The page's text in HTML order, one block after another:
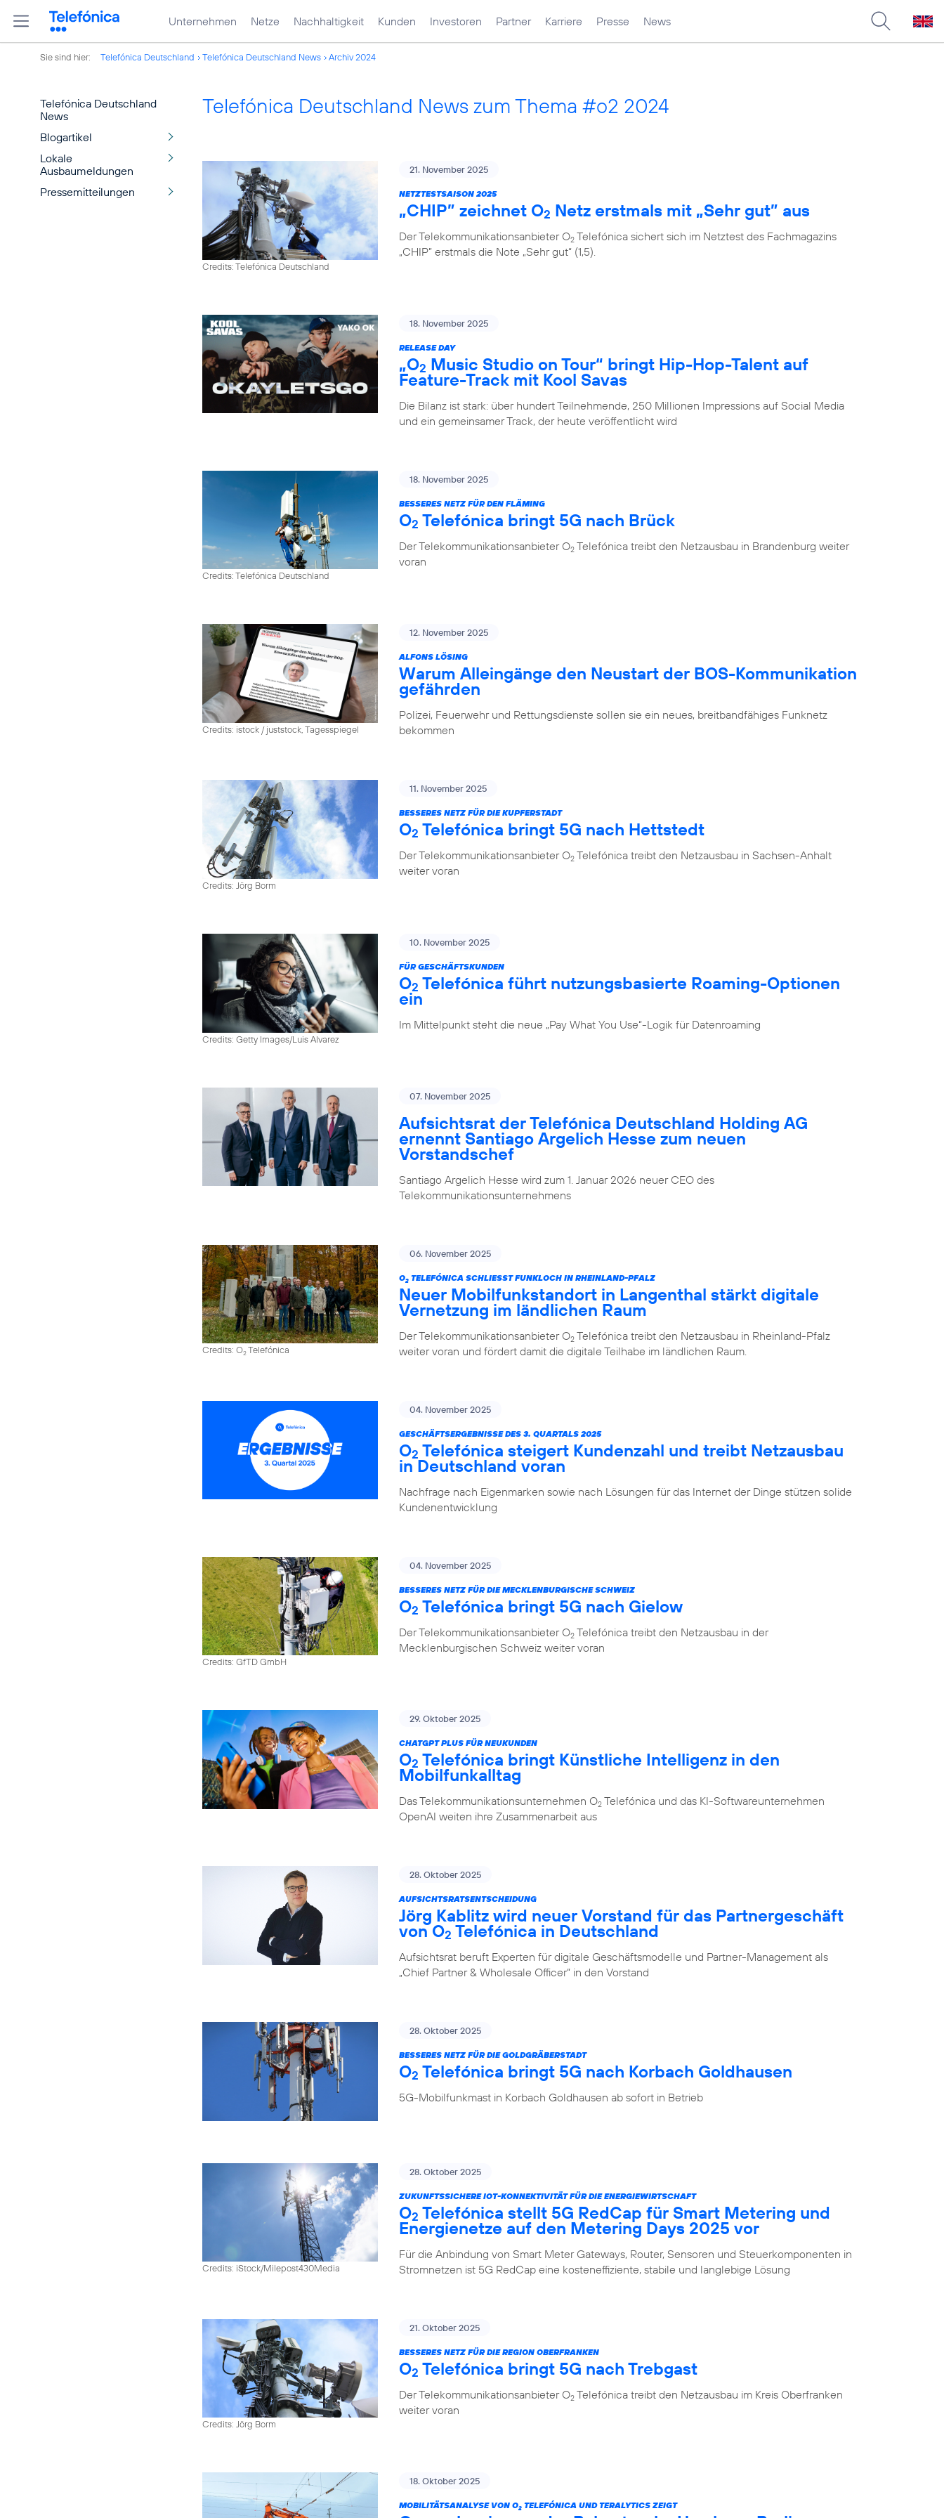
Unternehmen Netze Nachhaltigkeit Kunden Investoren Partner Karriere Presse News
Sie sind hier: Telefónica Deutschland Telefónica Deutschland News Archiv 2024
Telefónica Deutschland
News
Blogartikel
Lokale
Ausbaumeldungen
Pressemitteilungen
Telefónica Deutschland News zum Thema #o2 2024
Credits: Telefónica Deutschland
21. November 2025
NETZTESTSAISON 2025
„CHIP” zeichnet O2 Netz erstmals mit „Sehr gut” aus
Der Telekommunikationsanbieter O2 Telefónica sichert sich im Netztest des Fachmagazins
„CHIP” erstmals die Note „Sehr gut“ (1,5).
18. November 2025
RELEASE DAY
„O2 Music Studio on Tour“ bringt Hip-Hop-Talent auf
Feature-Track mit Kool Savas
Die Bilanz ist stark: über hundert Teilnehmende, 250 Millionen Impressions auf Social Media
und ein gemeinsamer Track, der heute veröffentlicht wird
Credits: Telefónica Deutschland
18. November 2025
BESSERES NETZ FÜR DEN FLÄMING
O2 Telefónica bringt 5G nach Brück
Der Telekommunikationsanbieter O2 Telefónica treibt den Netzausbau in Brandenburg weiter
voran
Credits: istock / juststock, Tagesspiegel
12. November 2025
ALFONS LÖSING
Warum Alleingänge den Neustart der BOS-Kommunikation
gefährden
Polizei, Feuerwehr und Rettungsdienste sollen sie ein neues, breitbandfähiges Funknetz
bekommen
Credits: Jörg Borm
11. November 2025
BESSERES NETZ FÜR DIE KUPFERSTADT
O2 Telefónica bringt 5G nach Hettstedt
Der Telekommunikationsanbieter O2 Telefónica treibt den Netzausbau in Sachsen-Anhalt
weiter voran
Credits: Getty Images/Luis Alvarez
10. November 2025
FÜR GESCHÄFTSKUNDEN
O2 Telefónica führt nutzungs­basierte Roaming-Optionen
ein
Im Mittelpunkt steht die neue „Pay What You Use“-Logik für Datenroaming
07. November 2025
Aufsichtsrat der Telefónica Deutschland Holding AG
ernennt Santiago Argelich Hesse zum neuen
Vorstandschef
Santiago Argelich Hesse wird zum 1. Januar 2026 neuer CEO des
Telekommunikationsunternehmens
Credits: O2Telefónica
06. November 2025
O2 TELEFÓNICA SCHLIESST FUNKLOCH IN RHEINLAND-PFALZ
Neuer Mobilfunkstandort in Langenthal stärkt digitale
Vernetzung im ländlichen Raum
Der Telekommunikationsanbieter O2 Telefónica treibt den Netzausbau in Rheinland-Pfalz
weiter voran und fördert damit die digitale Teilhabe im ländlichen Raum.
04. November 2025
GESCHÄFTSERGEBNISSE DES 3. QUARTALS 2025
O2 Telefónica steigert Kundenzahl und treibt Netzausbau
in Deutschland voran
Nachfrage nach Eigenmarken sowie nach Lösungen für das Internet der Dinge stützen solide
Kundenentwicklung
Credits: GfTD GmbH
04. November 2025
BESSERES NETZ FÜR DIE MECKLENBURGISCHE SCHWEIZ
O2 Telefónica bringt 5G nach Gielow
Der Telekommunikationsanbieter O2 Telefónica treibt den Netzausbau in der
Mecklenburgischen Schweiz weiter voran
29. Oktober 2025
CHATGPT PLUS FÜR NEUKUNDEN
O2 Telefónica bringt Künstliche Intelligenz in den
Mobilfunkalltag
Das Telekommunikationsunternehmen O2 Telefónica und das KI-Softwareunternehmen
OpenAI weiten ihre Zusammenarbeit aus
28. Oktober 2025
AUFSICHTSRATSENTSCHEIDUNG
Jörg Kablitz wird neuer Vorstand für das Partnergeschäft
von O2 Telefónica in Deutschland
Aufsichtsrat beruft Experten für digitale Geschäftsmodelle und Partner-Management als
„Chief Partner & Wholesale Officer“ in den Vorstand
28. Oktober 2025
BESSERES NETZ FÜR DIE GOLDGRÄBERSTADT
O2 Telefónica bringt 5G nach Korbach Goldhausen
5G-Mobilfunkmast in Korbach Goldhausen ab sofort in Betrieb
Credits: iStock/Milepost430Media
28. Oktober 2025
ZUKUNFTSSICHERE IOT-KONNEKTIVITÄT FÜR DIE ENERGIEWIRTSCHAFT
O2 Telefónica stellt 5G RedCap für Smart Metering und
Energienetze auf den Metering Days 2025 vor
Für die Anbindung von Smart Meter Gateways, Router, Sensoren und Steuerkomponenten in
Stromnetzen ist 5G RedCap eine kosteneffiziente, stabile und langlebige Lösung
Credits: Jörg Borm
21. Oktober 2025
BESSERES NETZ FÜR DIE REGION OBERFRANKEN
O2 Telefónica bringt 5G nach Trebgast
Der Telekommunikationsanbieter O2 Telefónica treibt den Netzausbau im Kreis Oberfranken
weiter voran
18. Oktober 2025
MOBILITÄTSANALYSE VON O2 TELEFÓNICA UND TERALYTICS ZEIGT